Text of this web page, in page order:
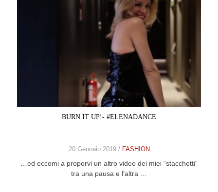
BURN IT UP!- #ELENADANCE
20 Gennaio 2019 / FASHION
…ed eccomi a proporvi un altro video dei miei “stacchetti”
tra una pausa e l’altra …